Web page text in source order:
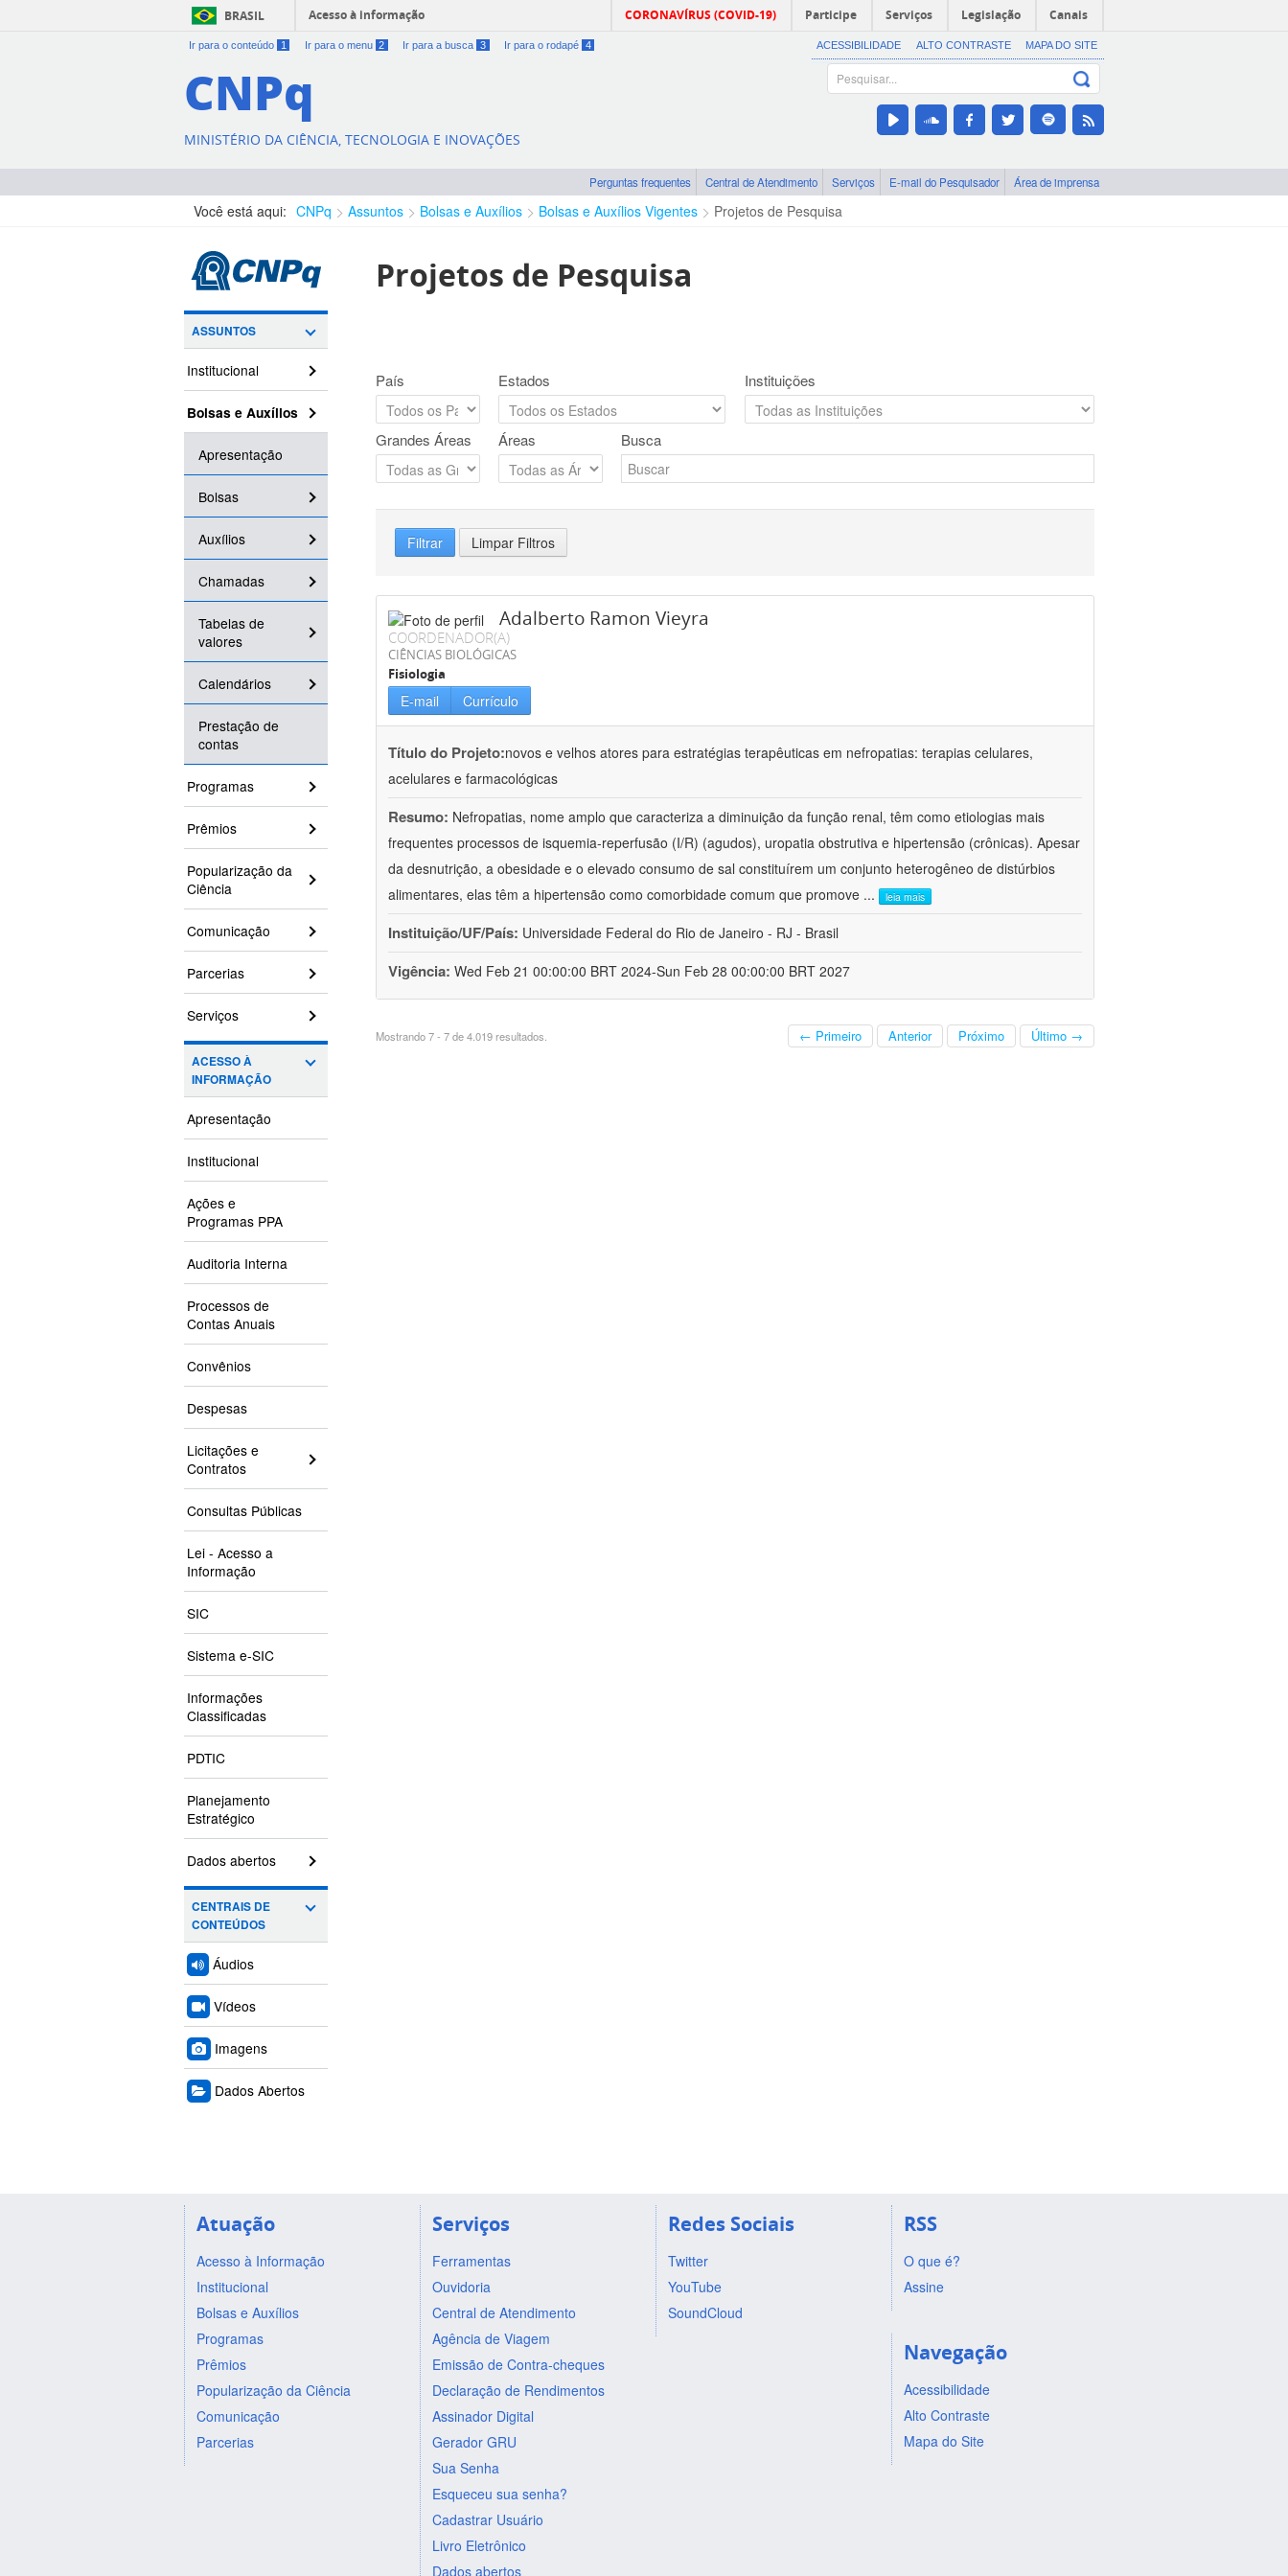
BRASIL Acesso à informação CORONAVÍRUS (COVID-19) Participe Serviços Legislação Canais
Ir para o conteúdo 1 Ir para o menu 2 Ir para a busca 3 Ir para o rodapé 4 ACESSIBILIDADE ALTO CONTRASTE MAPA DO SITE
CNPq
MINISTÉRIO DA CIÊNCIA, TECNOLOGIA E INOVAÇÕES
Perguntas frequentes Central de Atendimento Serviços E-mail do Pesquisador Área de imprensa
Você está aqui: CNPq Assuntos Bolsas e Auxílios Bolsas e Auxílios Vigentes Projetos de Pesquisa
ASSUNTOS
Institucional
Bolsas e Auxílios
Apresentação
Bolsas
Auxílios
Chamadas
Tabelas de
valores
Calendários
Prestação de
contas
Programas
Prêmios
Popularização da
Ciência
Comunicação
Parcerias
Serviços
ACESSO À
INFORMAÇÃO
Apresentação
Institucional
Ações e
Programas PPA
Auditoria Interna
Processos de
Contas Anuais
Convênios
Despesas
Licitações e
Contratos
Consultas Públicas
Lei - Acesso a
Informação
SIC
Sistema e-SIC
Informações
Classificadas
PDTIC
Planejamento
Estratégico
Dados abertos
CENTRAIS DE
CONTEÚDOS
Áudios
Vídeos
Imagens
Dados Abertos
Projetos de Pesquisa
País Estados Instituições
Grandes Áreas Áreas Busca
Filtrar Limpar Filtros
Adalberto Ramon Vieyra
COORDENADOR(A)
CIÊNCIAS BIOLÓGICAS
Fisiologia
E-mail Currículo
Título do Projeto:novos e velhos atores para estratégias terapêuticas em nefropatias: terapias celulares,
acelulares e farmacológicas
Resumo: Nefropatias, nome amplo que caracteriza a diminuição da função renal, têm como etiologias mais
frequentes processos de isquemia-reperfusão (I/R) (agudos), uropatia obstrutiva e hipertensão (crônicas). Apesar
da desnutrição, a obesidade e o elevado consumo de sal constituírem um conjunto heterogêneo de distúrbios
alimentares, elas têm a hipertensão como comorbidade comum que promove ... leia mais
Instituição/UF/País: Universidade Federal do Rio de Janeiro - RJ - Brasil
Vigência: Wed Feb 21 00:00:00 BRT 2024-Sun Feb 28 00:00:00 BRT 2027
Mostrando 7 - 7 de 4.019 resultados. ← Primeiro Anterior Próximo Último →
Atuação
Acesso à Informação
Institucional
Bolsas e Auxílios
Programas
Prêmios
Popularização da Ciência
Comunicação
Parcerias
Serviços
Ferramentas
Ouvidoria
Central de Atendimento
Agência de Viagem
Emissão de Contra-cheques
Declaração de Rendimentos
Assinador Digital
Gerador GRU
Sua Senha
Esqueceu sua senha?
Cadastrar Usuário
Livro Eletrônico
Dados abertos
Redes Sociais
Twitter
YouTube
SoundCloud
RSS
O que é?
Assine
Navegação
Acessibilidade
Alto Contraste
Mapa do Site